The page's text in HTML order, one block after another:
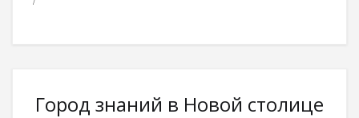
Город знаний в Новой столице